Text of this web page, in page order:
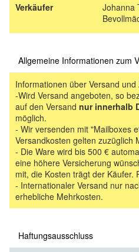
Verkäufer
Johanna
Allgemeine Informationen zum
Informationen über Versand und
-Wird Versand angeboten, so
auf den Versand nur innerhalb
möglich.
- Wir versenden mit "Mailboxes
Versandkosten gelten zuzüglich
- Die Ware wird bis 500 €
eine höhere Versicherung
mit, die Kosten trägt der Käufer.
- Internationaler Versand nur
erhebliche Mehrkosten.
Haftungsausschluss